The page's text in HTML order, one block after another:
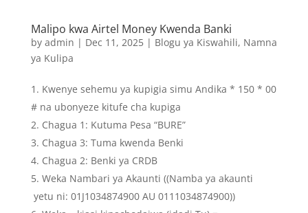
Malipo kwa Airtel Money Kwenda Banki
by admin | Dec 11, 2025| Blogu ya Kiswahili, Namna
ya Kulipa
Kwenye sehemu ya kupigia simu Andika * 150 * 00
# na ubonyeze kitufe cha kupiga
Chagua 1: Kutuma Pesa “BURE”
Chagua 3: Tuma kwenda Benki
Chagua 2: Benki ya CRDB
Weka Nambari ya Akaunti ((Namba ya akaunti
yetu ni: 01J1034874900 AU 0111034874900))